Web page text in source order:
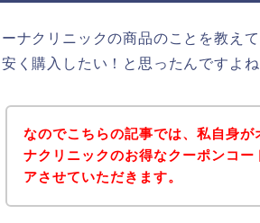
ナクリニックの商品のことを教え
く購入したい！と思ったんですよね
なのでこちらの記事では、私自身
ナクリニックのお得なクーポンコ
アさせていただきます。